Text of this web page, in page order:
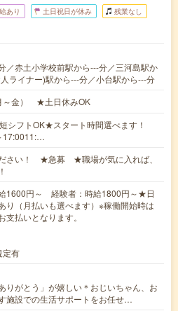
あり 土日祝日が休み 残業なし
／赤土小学校前駅から---分／三河島駅か
ライナー)駅から---分／小台駅から---分
～金） ★土日休みOK
シフトOK★スタート時間選べます！
17:0011:…
さい！ ★急募 ★職場が気に入れば、
1600円～ 経験者：時給1800円～★日
り（月払いも選べます）※稼働開始時は
払いとなります。
定有
りがとう」が嬉しい＊おじいちゃん、お
施設での生活サポートをお任せ…